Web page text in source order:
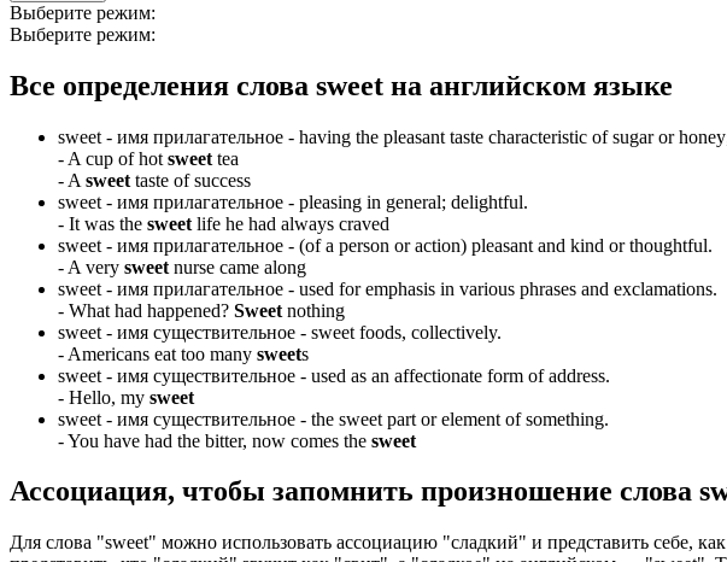
Выберите режим:
Выберите режим:
Все определения слова sweet на английском языке
sweet - имя прилагательное - having the pleasant taste characteristic of sugar or
- A cup of hot sweet tea
- A sweet taste of success
sweet - имя прилагательное - pleasing in general; delightful.
- It was the sweet life he had always craved
sweet - имя прилагательное - (of a person or action) pleasant and kind or thoughtful.
- A very sweet nurse came along
sweet - имя прилагательное - used for emphasis in various phrases and exclamations.
- What had happened? Sweet nothing
sweet - имя существительное - sweet foods, collectively.
- Americans eat too many sweets
sweet - имя существительное - used as an affectionate form of address.
- Hello, my sweet
sweet - имя существительное - the sweet part or element of something.
-You have had the bitter, now comes the sweet
Ассоциация, чтобы запомнить произношение слова
Для слова "sweet" можно использовать ассоциацию "сладкий" и представить